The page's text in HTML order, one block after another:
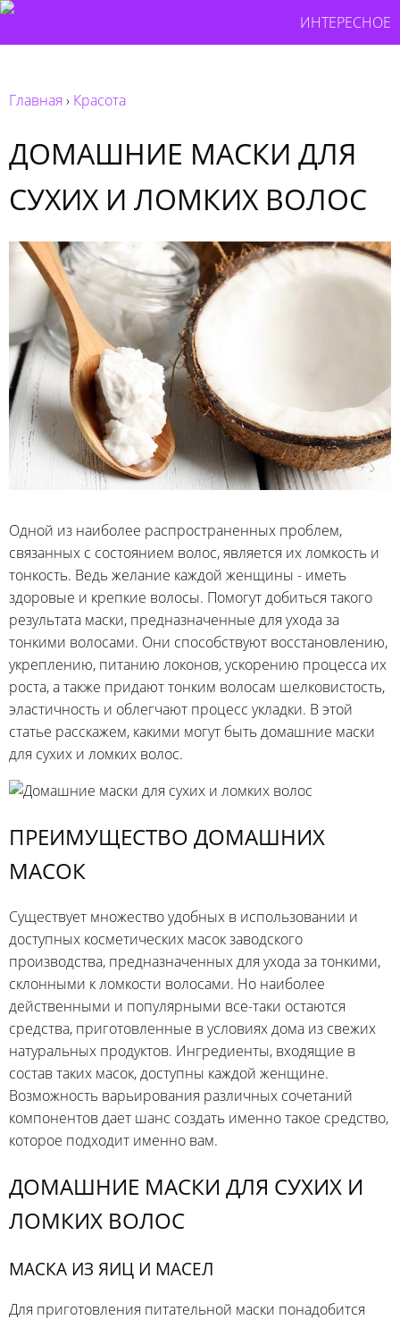
ИНТЕРЕСНОЕ
Главная › Красота
ДОМАШНИЕ МАСКИ ДЛЯ
СУХИХ И ЛОМКИХ ВОЛОС
Одной из наиболее распространенных проблем,
связанных с состоянием волос, является их ломкость и
тонкость. Ведь желание каждой женщины - иметь
здоровые и крепкие волосы. Помогут добиться такого
результата маски, предназначенные для ухода за
тонкими волосами. Они способствуют восстановлению,
укреплению, питанию локонов, ускорению процесса их
роста, а также придают тонким волосам шелковистость,
эластичность и облегчают процесс укладки. В этой
статье расскажем, какими могут быть домашние маски
для сухих и ломких волос.
ПРЕИМУЩЕСТВО ДОМАШНИХ
МАСОК
Существует множество удобных в использовании и
доступных косметических масок заводского
производства, предназначенных для ухода за тонкими,
склонными к ломкости волосами. Но наиболее
действенными и популярными все-таки остаются
средства, приготовленные в условиях дома из свежих
натуральных продуктов. Ингредиенты, входящие в
состав таких масок, доступны каждой женщине.
Возможность варьирования различных сочетаний
компонентов дает шанс создать именно такое средство,
которое подходит именно вам.
ДОМАШНИЕ МАСКИ ДЛЯ СУХИХ И
ЛОМКИХ ВОЛОС
МАСКА ИЗ ЯИЦ И МАСЕЛ
Для приготовления питательной маски понадобится